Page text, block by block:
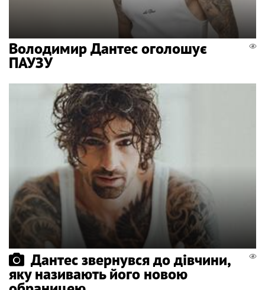
Володимир Дантес оголошує
ПАУЗУ
Дантес звернувся до дівчини,
яку називають його новою